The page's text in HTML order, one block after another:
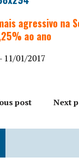
agressivo na
ao ano
11/01/2017
post Next